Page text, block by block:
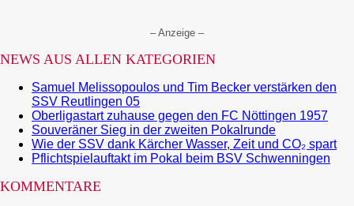
– Anzeige –
NEWS AUS ALLEN KATEGORIEN
Samuel Melissopoulos und Tim Becker verstärken den
SSV Reutlingen 05
Oberligastart zuhause gegen den FC Nöttingen 1957
Souveräner Sieg in der zweiten Pokalrunde
Wie der SSV dank Kärcher Wasser, Zeit und CO₂ spart
Pflichtspielauftakt im Pokal beim BSV Schwenningen
KOMMENTARE